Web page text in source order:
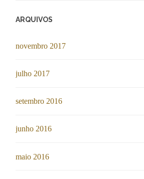
ARQUIVOS
novembro 2017
julho 2017
setembro 2016
junho 2016
maio 2016